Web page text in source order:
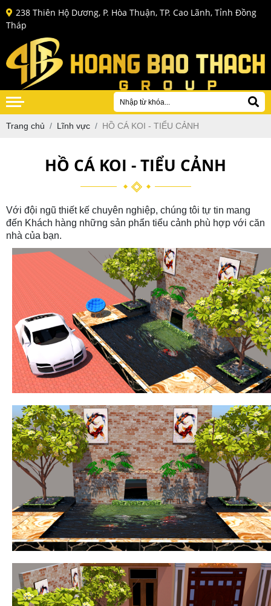
238 Thiên Hộ Dương, P. Hòa Thuận, TP. Cao Lãnh, Tỉnh Ðồng
Tháp
Trang chủ Lĩnh vực HỒ CÁ KOI - TIỂU CẢNH
HỒ CÁ KOI - TIỂU CẢNH
Với đội ngũ thiết kế chuyên nghiệp, chúng tôi tự tin mang
đến Khách hàng những sản phẩn tiểu cảnh phù hợp với căn
nhà của bạn.